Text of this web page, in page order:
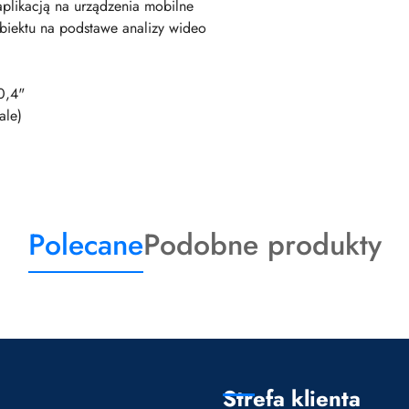
na urządzenia mobilne
na podstawe analizy wideo
Produkty
o
PolecaneProdukty
o
Podobne produkty
Strefa klienta